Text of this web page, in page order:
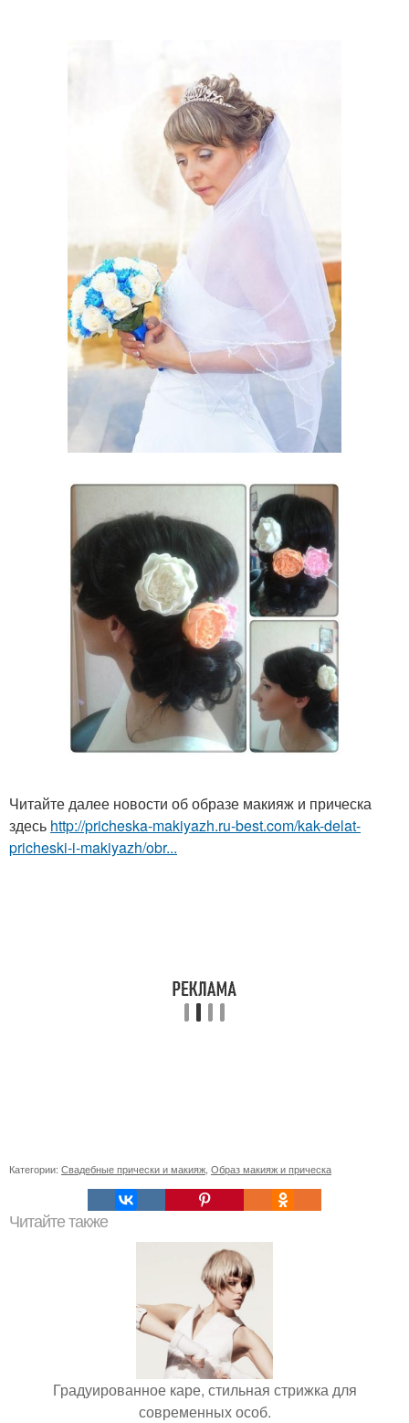
Читайте далее новости об образе макияж и прическа
здесь http://pricheska-makiyazh.ru-best.com/kak-delat-
pricheski-i-makiyazh/obr...
Категории: Свадебные прически и макияж Образ макияж и прическа
Читайте также
Градуированное каре, стильная стрижка для
современных особ.